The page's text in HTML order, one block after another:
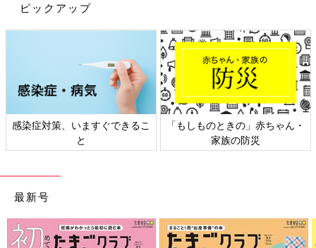
ピックアップ
感染症対策、いますぐできるこ
と
「もしものときの」赤ちゃん・
家族の防災
最新号